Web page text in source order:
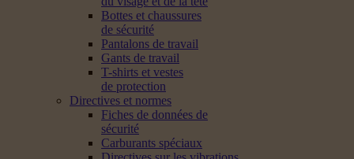
Bottes et chaussures
de sécurité
Pantalons de travail
Gants de travail
T-shirts et vestes
de protection
Directives et normes
Fiches de données de
sécurité
Carburants spéciaux